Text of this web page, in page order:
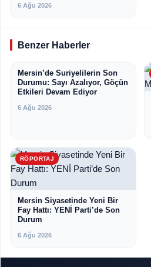
6 Ağu 2026
Benzer Haberler
RÖPORTAJ
Mersin’de Suriyelilerin Son
Durumu: Sayı Azalıyor, Göçün
Etkileri Devam Ediyor
6 Ağu 2026
RÖPORTAJ
Mersin Siyasetinde Yeni Bir
Fay Hattı: YENİ Parti’de Son
Durum
6 Ağu 2026